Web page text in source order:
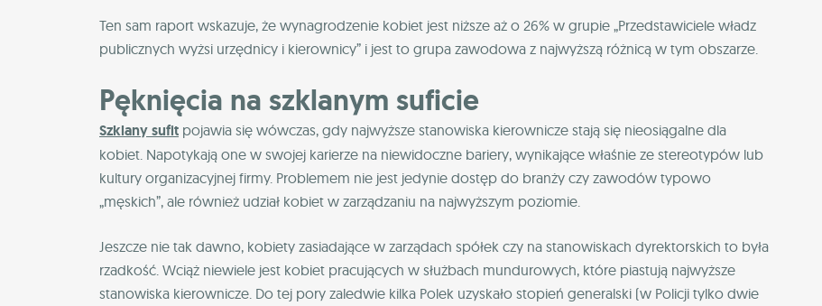
Ten sam raport wskazuje, że wynagrodzenie kobiet jest niższe aż o 26% w grupie „Przedstawiciele władz
publicznych wyżsi urzędnicy i kierownicy” i jest to grupa zawodowa z najwyższą różnicą w tym obszarze.
Pęknięcia na szklanym suficie
Szklany sufit pojawia się wówczas, gdy najwyższe stanowiska kierownicze stają się nieosiągalne dla
kobiet. Napotykają one w swojej karierze na niewidoczne bariery, wynikające właśnie ze stereotypów lub
kultury organizacyjnej firmy. Problemem nie jest jedynie dostęp do branży czy zawodów typowo
„męskich”, ale również udział kobiet w zarządzaniu na najwyższym poziomie.
Jeszcze nie tak dawno, kobiety zasiadające w zarządach spółek czy na stanowiskach dyrektorskich to była
rzadkość. Wciąż niewiele jest kobiet pracujących w służbach mundurowych, które piastują najwyższe
stanowiska kierownicze. Do tej pory zaledwie kilka Polek uzyskało stopień generalski (w Policji tylko dwie